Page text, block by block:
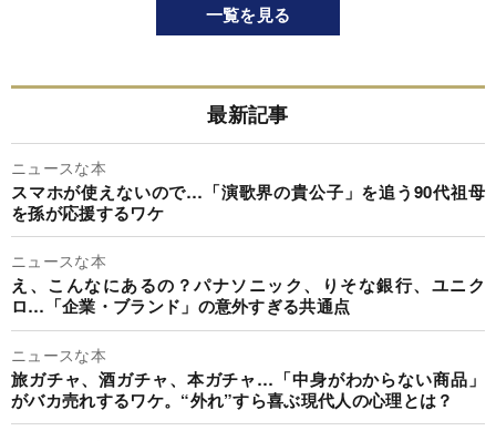
一覧を見る
最新記事
ニュースな本
スマホが使えないので…「演歌界の貴公子」を追う90代祖母
を孫が応援するワケ
ニュースな本
え、こんなにあるの？パナソニック、りそな銀行、ユニク
ロ…「企業・ブランド」の意外すぎる共通点
ニュースな本
旅ガチャ、酒ガチャ、本ガチャ…「中身がわからない商品」
がバカ売れするワケ。“外れ”すら喜ぶ現代人の心理とは？